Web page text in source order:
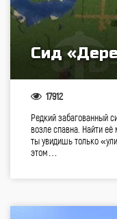
Сид
17912
Редкий забагованный
возле спавна. Найти
ты увидишь только
этом…